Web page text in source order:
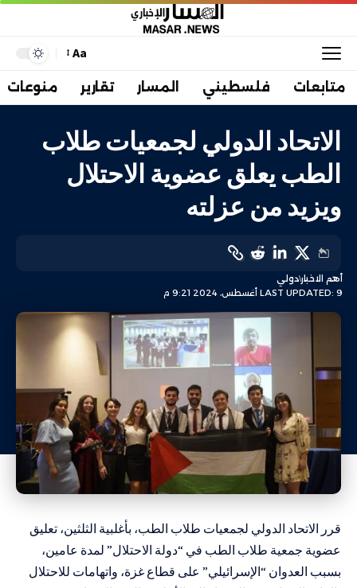
Aa
متابعات فلسطيني المسار تقارير منوعات
الاتحاد الدولي لجمعيات طلاب
الطب يعلق عضوية الاحتلال
ويزيد من عزلته
LAST UPDATED: 9 أغسطس، 2024 9:21 م
أهم الاخباردولي
قرر الاتحاد الدولي لجمعيات طلاب الطب، بأغلبية الثلثين، تعليق
عضوية جمعية طلاب الطب في “دولة الاحتلال” لمدة عامين،
بسبب العدوان “الإسرائيلي” على قطاع غزة، واتهامات للاحتلال